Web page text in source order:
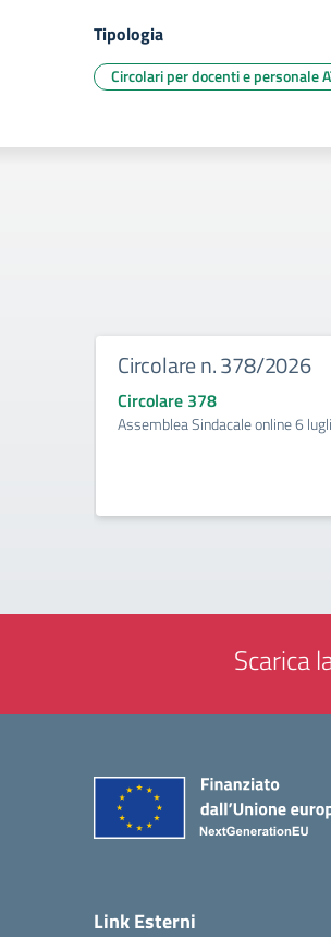
Tipologia
Circolari per docenti e personale
Circolare n. 378/2026
Circolare 378
Assemblea Sindacale online 6
Scarica
Link Esterni